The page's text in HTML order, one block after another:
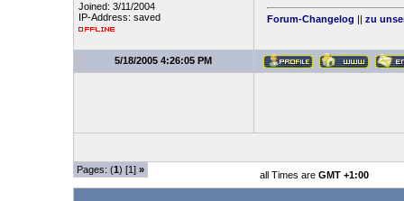
Joined: 3/11/2004
IP-Address: saved
Forum-Changelog || zu
5/18/2005 4:26:05 PM
Pages: (1) [1] » all Times are GMT +1:00